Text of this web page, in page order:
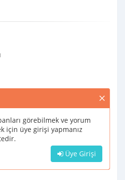
görebilmek ve yorum
için üye girişi yapmanız
Üye Girişi